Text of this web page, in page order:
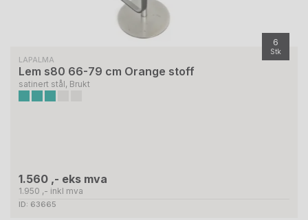
6
Stk
LAPALMA
Lem s80 66-79 cm Orange stoff
satinert stål, Brukt
1.560 ,- eks mva
1.950 ,- inkl mva
ID: 63665